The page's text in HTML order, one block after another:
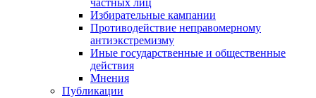
частных лиц
Избирательные кампании
Противодействие неправомерному
антиэкстремизму
Иные государственные и общественные
действия
Мнения
Публикации